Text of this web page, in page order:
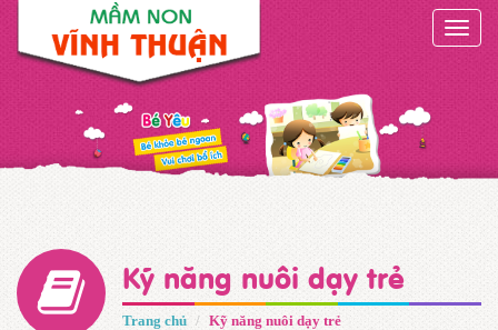
Toggle
Kỹ năng nuôi dạy trẻ
Trang chủ Kỹ năng nuôi dạy trẻ